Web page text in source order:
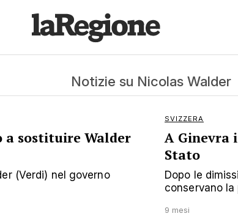
Notizie su Nicolas Walder
a sostituire Walder
(Verdi) nel governo
SVIZZERA
A Ginevra
Stato
Dopo le
conservano la
9 mesi